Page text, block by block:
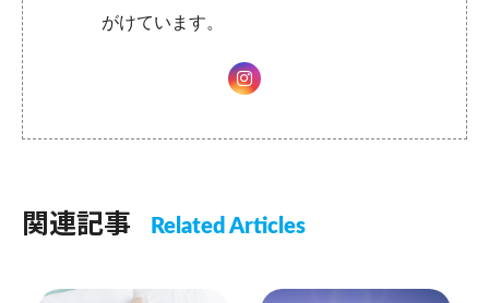
がけています。
関連記事 Related Articles